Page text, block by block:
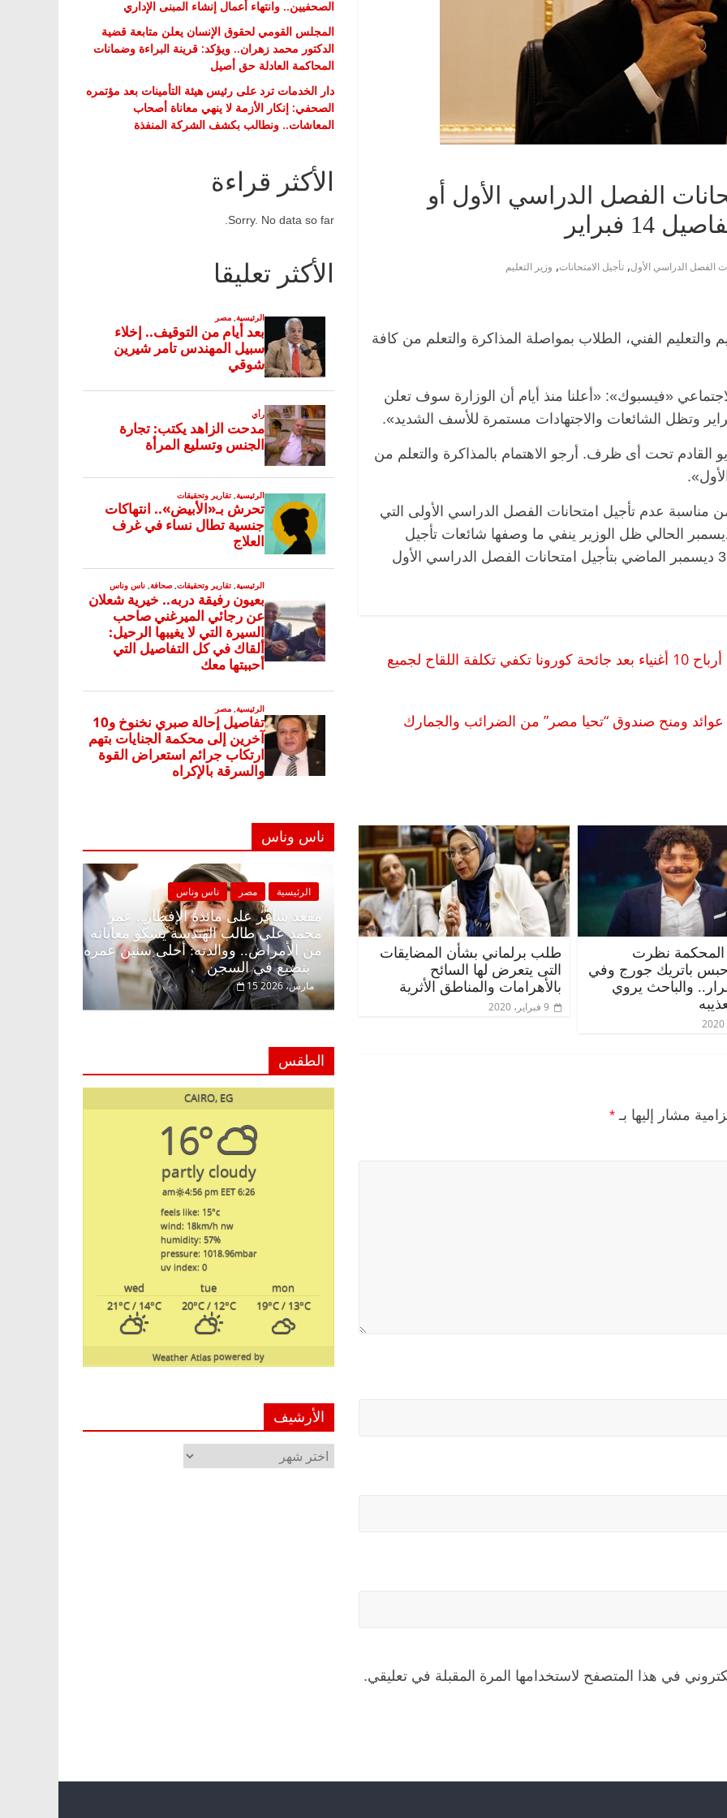
الفصل الدراسي الأول أو
فبراير
الفصل الدراسي الأول, تأجيل الامتحانات, وزير التعليم
والتعليم الفني، الطلاب بمواصلة المذاكرة والتعلم من كافة
«فيسبوك»: «أعلنا منذ أيام أن الوزارة سوف تعلن
القادم تحت أى ظرف. أرجو الاهتمام بالمذاكرة والتعلم من
مناسبة عدم تأجيل امتحانات الفصل الدراسي الأولى التي
المزمع إقامتها في يناير الحالي وحتى 30 ديسمبر الحالي ظل الوزير ينفي ما وصفها شائعات تأجيل
الامتحانات حتى صدر قرار رئيس الوزراء في 31 ديسمبر الماضي بتأجيل امتحانات الفصل الدراسي الأول
زادت ثرواتهم 540 مليار دولار.. بي بي سي: أرباح 10 أغنياء بعد جائحة كورونا تكفي تكلفة اللقاح لجميع
عوائد ومنح صندوق “تحيا مصر” من الضرائب والجمارك
نظرت
حبس باتريك جورج وفي
والباحث يروي
طلب برلماني بشأن المضايقات
التى يتعرض لها السائح
بالأهرامات والمناطق الأثرية
9 فبراير، 2020
مشار إليها بـ *
في هذا المتصفح لاستخدامها المرة المقبلة في تعليقي.
الصحفيين.. وانتهاء أعمال إنشاء المبنى الإداري
المجلس القومي لحقوق الإنسان يعلن متابعة قضية
الدكتور محمد زهران.. ويؤكد: قرينة البراءة وضمانات
المحاكمة العادلة حق أصيل
دار الخدمات ترد على رئيس هيئة التأمينات بعد مؤتمره
الصحفي: إنكار الأزمة لا ينهي معاناة أصحاب
المعاشات.. ونطالب بكشف الشركة المنفذة
الأكثر قراءة
Sorry. No data so far.
الأكثر تعليقا
ناس وناس
الرئيسية مصر
مقعد شاغر على مائدة
محمد علي طالب الهندسة
من الأمراض.. ووالدته:
بتضيع في السجن
15 مارس، 2026
الرئيسية ناس وناس
مقعد شاغر على الإفطار وبلكونة بلا زينة
رمضان.. د. عبدالخالق فاروق خبير
اقتصادي في انتظار حلم الحرية ولمة
22 فبراير، 2026
الرئيسية ناس وناس
مقعد شاغر على مائدة الإفطار.. يحيى
حسين عبدالهادي فارس مقاومة
الخصخصة الذي دافع عن المال العام
(بروفايل)
21 فبراير، 2026
الطقس
CAIRO, EG
16°
partly cloudy
6:26 am
4:56 pm EET
feels like: 15°c
wind: 18km/h nw
humidity: 57%
pressure: 1018.96mbar
uv index: 0
mon
tue
wed
19°C/ 13°C
20°C/ 12°C
21°C/ 14°C
powered by
Weather Atlas
الأرشيف
الأرشيف